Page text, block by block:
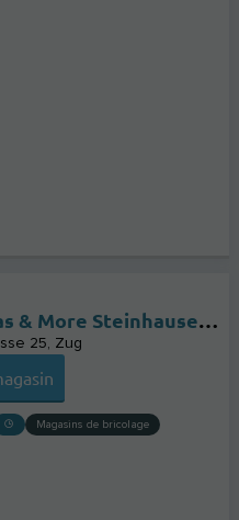
Linde Gas & More Steinhausen (vormals PanGas)
25 Zug
Magasins de bricolage